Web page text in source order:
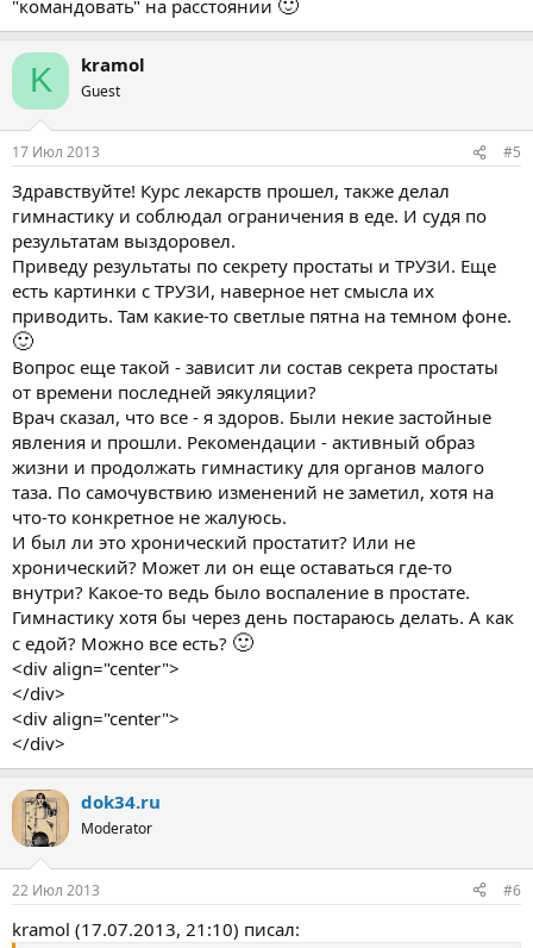
"командовать" на расстоянии
K kramol
Guest
17 Июл 2013 #5
Здравствуйте! Курс лекарств прошел, также делал
гимнастику и соблюдал ограничения в еде. И судя по
результатам выздоровел.
Приведу результаты по секрету простаты и ТРУЗИ. Еще
есть картинки с ТРУЗИ, наверное нет смысла их
приводить. Там какие-то светлые пятна на темном фоне.
🙂
Вопрос еще такой - зависит ли состав секрета простаты
от времени последней эякуляции?
Врач сказал, что все - я здоров. Были некие застойные
явления и прошли. Рекомендации - активный образ
жизни и продолжать гимнастику для органов малого
таза. По самочувствию изменений не заметил, хотя на
что-то конкретное не жалуюсь.
И был ли это хронический простатит? Или не
хронический? Может ли он еще оставаться где-то
внутри? Какое-то ведь было воспаление в простате.
Гимнастику хотя бы через день постараюсь делать. А как
с едой? Можно все есть? 🙂
<div align="center">
</div>
<div align="center">
</div>
dok34.ru
Moderator
22 Июл 2013 #6
kramol (17.07.2013, 21:10) писал: